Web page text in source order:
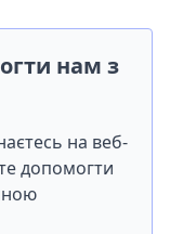
нам з
на веб-
допомогти